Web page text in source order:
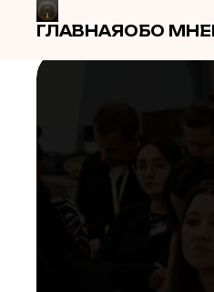
ГЛАВНАЯ ОБО МНЕ